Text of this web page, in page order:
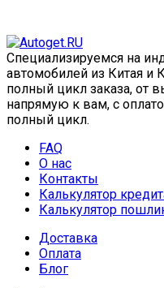
Специализируемся на
автомобилей из Китая и
полный цикл заказа, от
напрямую к вам, с
полный цикл.
FAQ
О нас
Контакты
Калькулятор
Калькулятор
Доставка
Оплата
Блог